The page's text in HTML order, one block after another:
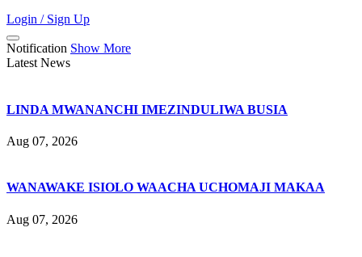
Login / Sign Up
Notification Show More
Latest News
LINDA MWANANCHI IMEZINDULIWA BUSIA
Aug 07, 2026
WANAWAKE ISIOLO WAACHA UCHOMAJI MAKAA
Aug 07, 2026